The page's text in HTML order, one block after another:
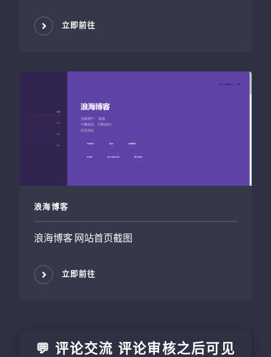
立即前往
浪海博客
浪海博客 网站首页截图
立即前往
💬 评论交流 评论审核之后可见